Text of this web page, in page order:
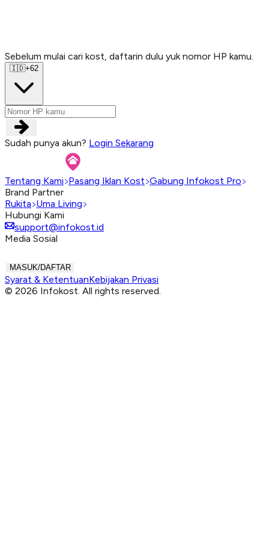
Sebelum mulai cari kost, daftarin dulu yuk nomor HP kamu.
🇮🇩+62
Sudah punya akun? Login Sekarang
Tentang Kami Pasang Iklan Kost Gabung Infokost Pro
Brand Partner
Rukita Uma Living
Hubungi Kami
support@infokost.id
Media Sosial
MASUK/DAFTAR
Syarat & KetentuanKebijakan Privasi
© 2026 Infokost. All rights reserved.